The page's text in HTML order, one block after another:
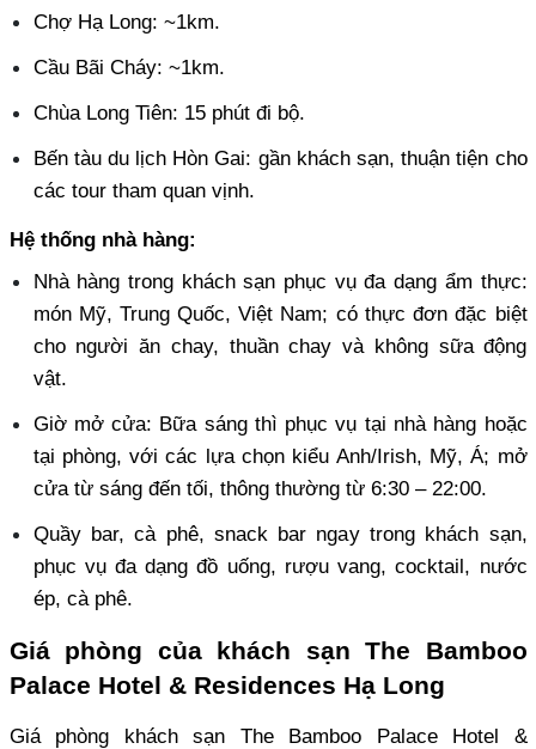
Chợ Hạ Long: ~1km.
Cầu Bãi Cháy: ~1km.
Chùa Long Tiên: 15 phút đi bộ.
Bến tàu du lịch Hòn Gai: gần khách sạn, thuận tiện cho
các tour tham quan vịnh.
Hệ thống nhà hàng:
Nhà hàng trong khách sạn phục vụ đa dạng ẩm thực:
món Mỹ, Trung Quốc, Việt Nam; có thực đơn đặc biệt
cho người ăn chay, thuần chay và không sữa động
vật.
Giờ mở cửa: Bữa sáng thì phục vụ tại nhà hàng hoặc
tại phòng, với các lựa chọn kiểu Anh/Irish, Mỹ, Á; mở
cửa từ sáng đến tối, thông thường từ 6:30 – 22:00.
Quầy bar, cà phê, snack bar ngay trong khách sạn,
phục vụ đa dạng đồ uống, rượu vang, cocktail, nước
ép, cà phê.
Giá phòng của khách sạn The Bamboo
Palace Hotel & Residences Hạ Long
Giá phòng khách sạn The Bamboo Palace Hotel &